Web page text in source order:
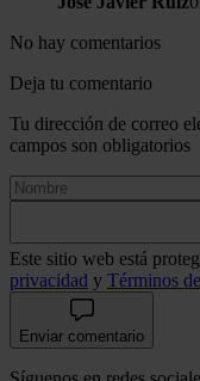
No hay comentarios
Deja tu comentario
Tu dirección de correo
campos son obligatorios
Este sitio web está
privacidad y Términos
Enviar comentario